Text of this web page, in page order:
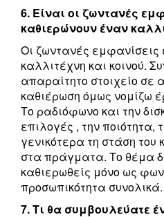
6. Είναι οι ζωντανές
καθιερώνουν έναν
Οι ζωντανές εμφανίσεις
καλλιτέχνη και κοινού.
απαραίτητο στοιχείο σε
καθιέρωση όμως νομίζω
Το ραδιόφωνο και την
επιλογές , την ποιότητα,
γενικότερα τη στάση του
στα πράγματα. Το θέμα
καθιερωθείς μόνο ως
προσωπικότητα
7. Τι θα συμβουλεύατε